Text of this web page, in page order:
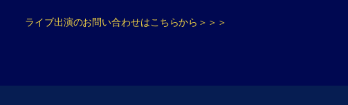
ライブ出演のお問い合わせはこちらから＞＞＞